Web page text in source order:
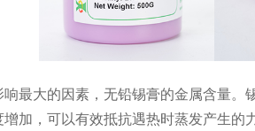
最大的因素，无铅锡膏的金属含量
加，可以有效抵抗遇热时蒸发产生